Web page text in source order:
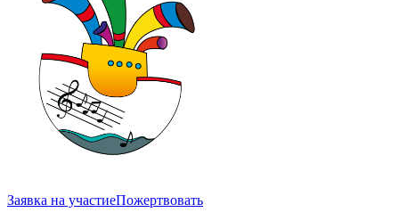
Заявка на участиеПожертвовать